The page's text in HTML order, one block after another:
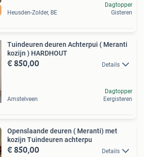
Heusden-Zolder, BE
Dagtopper
Gisteren
Tuindeuren deuren Achterpui ( Meranti
kozijn ) HARDHOUT
€ 850,00 Details
Amstelveen
Dagtopper
Eergisteren
Openslaande deuren ( Meranti) met
kozijn Tuindeuren achterpu
€ 850,00 Details